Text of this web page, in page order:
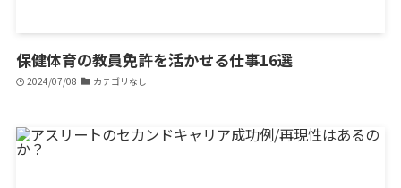
保健体育の教員免許を活かせる仕事16選
2024/07/08 カテゴリなし